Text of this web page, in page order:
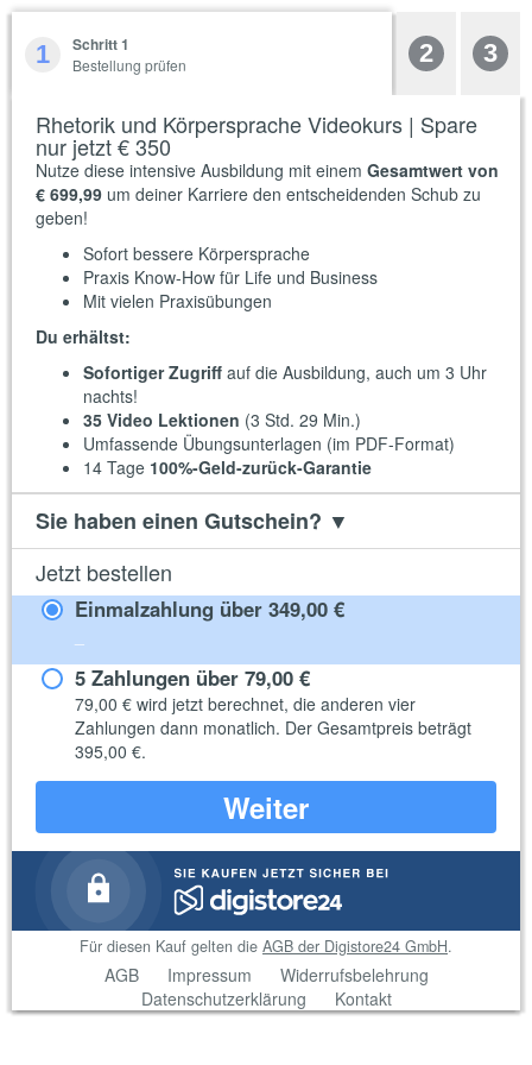
1 Schritt 1
Bestellung prüfen 2 3
Rhetorik und Körpersprache Videokurs | Spare
nur jetzt € 350
Nutze diese intensive Ausbildung mit einem Gesamtwert von
€ 699,99 um deiner Karriere den entscheidenden Schub zu
geben!
Sofort bessere Körpersprache
Praxis Know-How für Life und Business
Mit vielen Praxisübungen
Du erhältst:
Sofortiger Zugriff auf die Ausbildung, auch um 3 Uhr
nachts!
35 Video Lektionen (3 Std. 29 Min.)
Umfassende Übungsunterlagen (im PDF-Format)
14 Tage 100%-Geld-zurück-Garantie
Sie haben einen Gutschein? ▼
Jetzt bestellen
Einmalzahlung über 349,00 €
5 Zahlungen über 79,00 €
79,00 € wird jetzt berechnet, die anderen vier
Zahlungen dann monatlich. Der Gesamtpreis beträgt
395,00 €.
Weiter
Für diesen Kauf gelten die AGB der Digistore24 GmbH.
AGB Impressum
Widerrufsbelehrung
Datenschutzerklärung
Kontakt